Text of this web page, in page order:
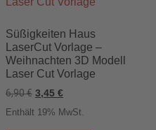
Süßigkeiten Haus
LaserCut Vorlage –
Weihnachten 3D Modell
Laser Cut Vorlage
6,90€ 3,45 €
Enthält 19% MwSt.